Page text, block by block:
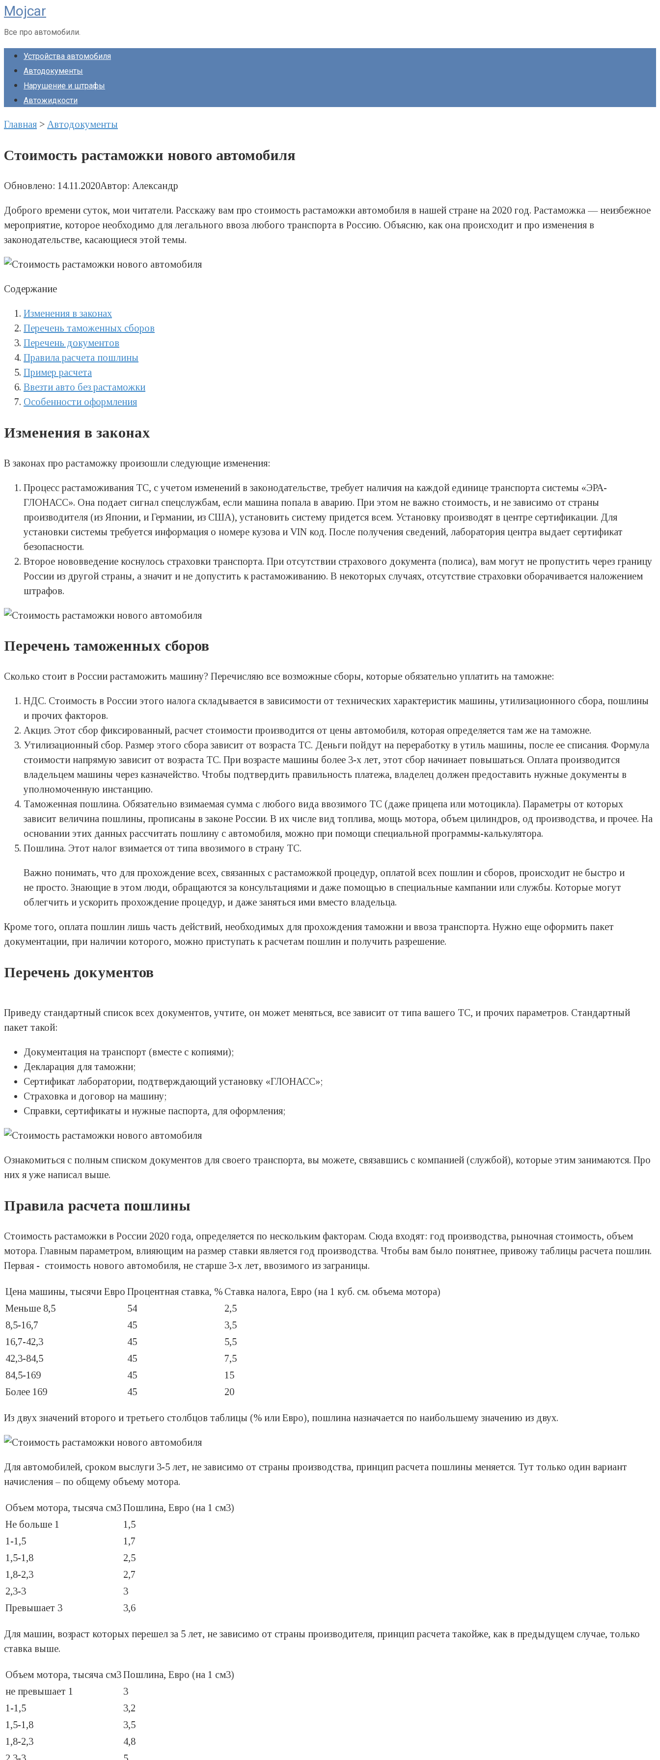
Перейти
Mojcar
Все про автомобили.
Устройства автомобиля
Автодокументы
Нарушение и штрафы
Автожидкости
Главная > Автодокументы
Стоимость растаможки нового автомобиля
Обновлено: 14.11.2020Автор: Александр
Доброго времени суток, мои читатели. Расскажу вам про стоимость растаможки автомобиля в нашей стране на 2020 год. Растаможка — неизбежное
мероприятие, которое необходимо для легального ввоза любого транспорта в Россию. Объясню, как она происходит и про изменения в
законодательстве, касающиеся этой темы.
Содержание
Изменения в законах
Перечень таможенных сборов
Перечень документов
Правила расчета пошлины
Пример расчета
Ввезти авто без растаможки
Особенности оформления
Изменения в законах
В законах про растаможку произошли следующие изменения:
Процесс растаможивания ТС, с учетом изменений в законодательстве, требует наличия на каждой единице транспорта системы «ЭРА-
ГЛОНАСС». Она подает сигнал спецслужбам, если машина попала в аварию. При этом не важно стоимость, и не зависимо от страны
производителя (из Японии, и Германии, из США), установить систему придется всем. Установку производят в центре сертификации. Для
установки системы требуется информация о номере кузова и VIN код. После получения сведений, лаборатория центра выдает сертификат
безопасности.
Второе нововведение коснулось страховки транспорта. При отсутствии страхового документа (полиса), вам могут не пропустить через границу
России из другой страны, а значит и не допустить к растаможиванию. В некоторых случаях, отсутствие страховки оборачивается наложением
штрафов.
Перечень таможенных сборов
Сколько стоит в России растаможить машину? Перечисляю все возможные сборы, которые обязательно уплатить на таможне:
НДС. Стоимость в России этого налога складывается в зависимости от технических характеристик машины, утилизационного сбора, пошлины
и прочих факторов.
Акциз. Этот сбор фиксированный, расчет стоимости производится от цены автомобиля, которая определяется там же на таможне.
Утилизационный сбор. Размер этого сбора зависит от возраста ТС. Деньги пойдут на переработку в утиль машины, после ее списания. Формула
стоимости напрямую зависит от возраста ТС. При возрасте машины более 3-х лет, этот сбор начинает повышаться. Оплата производится
владельцем машины через казначейство. Чтобы подтвердить правильность платежа, владелец должен предоставить нужные документы в
уполномоченную инстанцию.
Таможенная пошлина. Обязательно взимаемая сумма с любого вида ввозимого ТС (даже прицепа или мотоцикла). Параметры от которых
зависит величина пошлины, прописаны в законе России. В их числе вид топлива, мощь мотора, объем цилиндров, од производства, и прочее. На
основании этих данных рассчитать пошлину с автомобиля, можно при помощи специальной программы-калькулятора.
Пошлина. Этот налог взимается от типа ввозимого в страну ТС.
Важно понимать, что для прохождение всех, связанных с растаможкой процедур, оплатой всех пошлин и сборов, происходит не быстро и
не просто. Знающие в этом люди, обращаются за консультациями и даже помощью в специальные кампании или службы. Которые могут
облегчить и ускорить прохождение процедур, и даже заняться ими вместо владельца.
Кроме того, оплата пошлин лишь часть действий, необходимых для прохождения таможни и ввоза транспорта. Нужно еще оформить пакет
документации, при наличии которого, можно приступать к расчетам пошлин и получить разрешение.
Перечень документов
Приведу стандартный список всех документов, учтите, он может меняться, все зависит от типа вашего ТС, и прочих параметров. Стандартный
пакет такой:
Документация на транспорт (вместе с копиями);
Декларация для таможни;
Сертификат лаборатории, подтверждающий установку «ГЛОНАСС»;
Страховка и договор на машину;
Справки, сертификаты и нужные паспорта, для оформления;
Ознакомиться с полным списком документов для своего транспорта, вы можете, связавшись с компанией (службой), которые этим занимаются. Про
них я уже написал выше.
Правила расчета пошлины
Стоимость растаможки в России 2020 года, определяется по нескольким факторам. Сюда входят: год производства, рыночная стоимость, объем
мотора. Главным параметром, влияющим на размер ставки является год производства. Чтобы вам было понятнее, привожу таблицы расчета пошлин.
Первая - стоимость нового автомобиля, не старше 3-х лет, ввозимого из заграницы.
Цена машины, тысячи Евро Процентная ставка, % Ставка налога, Евро (на 1 куб. см. объема мотора)
Меньше 8,5
54
2,5
8,5-16,7
45
3,5
16,7-42,3
45
5,5
42,3-84,5
45
7,5
84,5-169
45
15
Более 169
45 20
Из двух значений второго и третьего столбцов таблицы (% или Евро), пошлина назначается по наибольшему значению из двух.
Для автомобилей, сроком выслуги 3-5 лет, не зависимо от страны производства, принцип расчета пошлины меняется. Тут только один вариант
начисления – по общему объему мотора.
Объем мотора, тысяча см3Пошлина, Евро (на 1 см3)
Не больше 1
1,5
1-1,5
1,7
1,5-1,8
2,5
1,8-2,3
2,7
2,3-3
3
Превышает 3
3,6
Для машин, возраст которых перешел за 5 лет, не зависимо от страны производителя, принцип расчета такойже, как в предыдущем случае, только
ставка выше.
Объем мотора, тысяча см3Пошлина, Евро (на 1 см3)
не превышает 1
3
1-1,5
3,2
1,5-1,8
3,5
1,8-2,3
4,8